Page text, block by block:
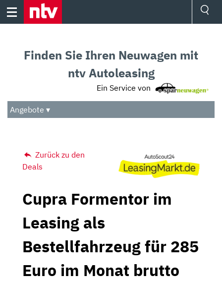
Skip
Audio
Das Beste
Finden Sie Ihren Neuwagen mit
ntv Autoleasing
Ein Service von
Angebote ▾
Zurück zu den
Deals
Cupra Formentor im
Leasing als
Bestellfahrzeug für 285
Euro im Monat brutto